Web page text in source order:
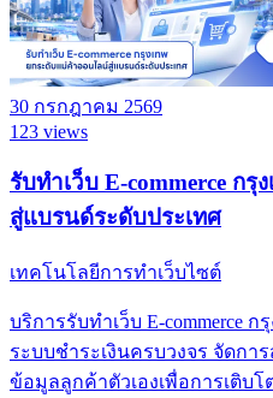
30 กรกฎาคม 2569
123 views
รับทำเว็บ E-commerce ก
สู่แบรนด์ระดับประเทศ
เทคโนโลยีการทำเว็บไซต์
บริการรับทำเว็บ E-commerce
ระบบชำระเงินครบวงจร จัดกา
ข้อมูลลูกค้าตัวเองเพื่อการเติบโ